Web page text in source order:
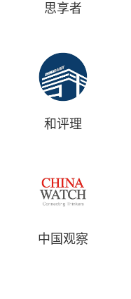
思享者
和评理
中国观察